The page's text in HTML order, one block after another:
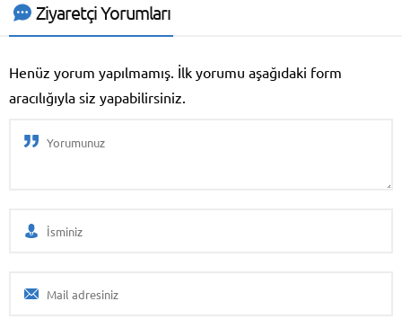
Ziyaretçi Yorumları
Henüz yorum yapılmamış. İlk yorumu aşağıdaki form
aracılığıyla siz yapabilirsiniz.